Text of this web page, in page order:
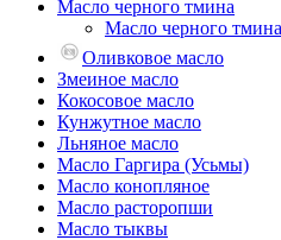
Масло черного тмина
Масло черного
Оливковое масло
Змеиное масло
Кокосовое масло
Кунжутное масло
Льняное масло
Масло Гаргира (Усьмы)
Масло конопляное
Масло расторопши
Масло тыквы